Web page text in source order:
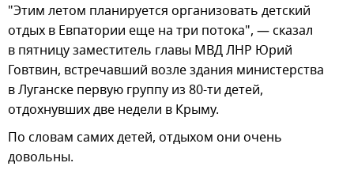
"Этим летом планируется организовать детский
отдых в Евпатории еще на три потока", — сказал
в пятницу заместитель главы МВД ЛНР Юрий
Говтвин, встречавший возле здания министерства
в Луганске первую группу из 80-ти детей,
отдохнувших две недели в Крыму.
По словам самих детей, отдыхом они очень
довольны.